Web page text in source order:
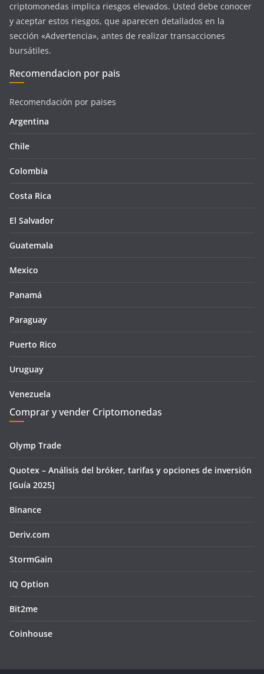
criptomonedas implica riesgos elevados. Usted debe conocer
y aceptar estos riesgos, que aparecen detallados en la
sección «Advertencia», antes de realizar transacciones
bursátiles.
Recomendacion por pais
Recomendación por paises
Argentina
Chile
Colombia
Costa Rica
El Salvador
Guatemala
Mexico
Panamá
Paraguay
Puerto Rico
Uruguay
Venezuela
Comprar y vender Criptomonedas
Olymp Trade
Quotex – Análisis del bróker, tarifas y opciones de inversión
[Guía 2025]
Binance
Deriv.com
StormGain
IQ Option
Bit2me
Coinhouse